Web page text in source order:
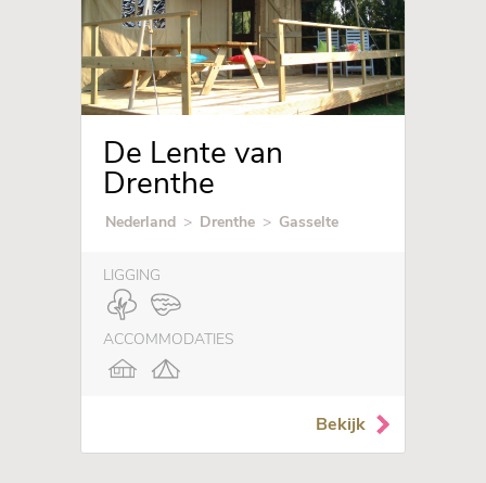
De Lente van
Drenthe
Nederland > Drenthe > Gasselte
LIGGING
ACCOMMODATIES
Bekijk